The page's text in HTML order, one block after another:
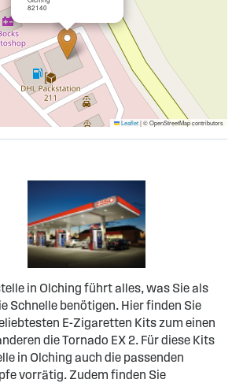
82140
Leaflet|© OpenStreetMap contributors
in Olching führt alles, was Sie als
Schnelle benötigen. Hier finden Sie
E-Zigaretten Kits zum einen
die Tornado EX 2. Für diese Kits
in Olching auch die passenden
vorrätig. Zudem finden Sie